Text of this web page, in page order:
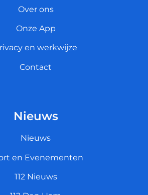
Over ons
Onze App
en werkwijze
Contact
Nieuws
Nieuws
en Evenementen
112 Nieuws